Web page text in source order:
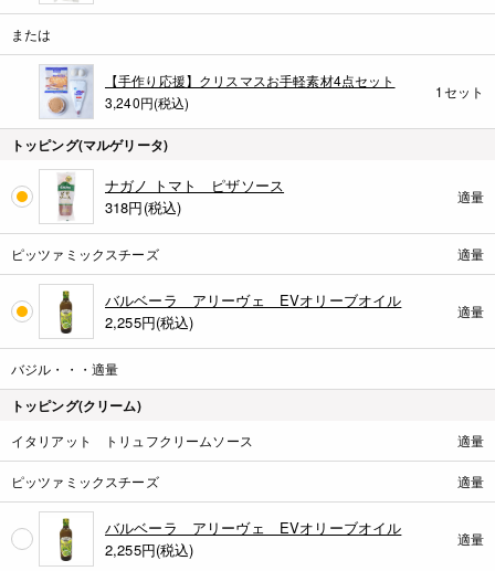
または
【手作り応援】クリスマスお手軽素材4点セット
3,240円(税込)
1セット
トッピング(マルゲリータ)
ナガノ トマト ピザソース
318円(税込)
適量
ピッツァミックスチーズ 適量
バルベーラ アリーヴェ EVオリーブオイル
2,255円(税込)
適量
バジル・・・適量
トッピング(クリーム)
イタリアット トリュフクリームソース 適量
ピッツァミックスチーズ 適量
バルベーラ アリーヴェ EVオリーブオイル
2,255円(税込)
適量